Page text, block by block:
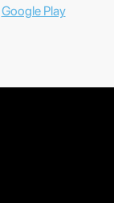
Google Play